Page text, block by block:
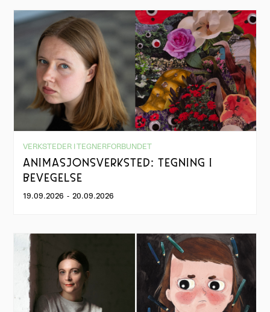
VERKSTEDER I TEGNERFORBUNDET
ANIMASJONSVERKSTED: TEGNING I
BEVEGELSE
19.09.2026 - 20.09.2026